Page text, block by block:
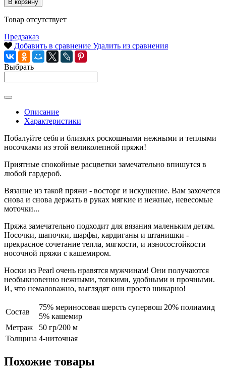
В корзину
Товар отсутствует
Предзаказ
Добавить в сравнение Удалить из сравнения
Выбрать
Описание
Характеристики
Побалуйте себя и близких роскошными нежными и теплыми
носочками из этой великолепной пряжи!
Приятные спокойные расцветки замечательно впишутся в
любой гардероб.
Вязание из такой пряжи - восторг и искушение. Вам захочется
снова и снова держать в руках мягкие и нежные, невесомые
моточки...
Пряжа замечательно подходит для вязания маленьким детям.
Носочки, шапочки, шарфы, кардиганы и штанишки -
прекрасное сочетание тепла, мягкости, и износостойкости
носочной пряжи с кашемиром.
Носки из Pearl очень нравятся мужчинам! Они получаются
необыкновенно нежными, тонкими, удобными и прочными.
И, что немаловажно, выглядят они просто шикарно!
Состав
75% мериносовая шерсть супервош 20% полиамид
5% кашемир
Метраж
50 гр/200 м
Толщина 4-ниточная
Похожие товары